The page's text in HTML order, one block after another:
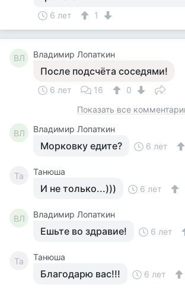
6 лет 1
ВЛ Владимир Лопаткин
После подсчёта соседями!
6 лет 16
0
Показать все
ВЛ Владимир Лопаткин
Морковку едите? 6 лет
Та Танюша
И не только...))) 6 лет
ВЛ Владимир Лопаткин
Ешьте во здравие! 6 лет
Та Танюша
Благодарю вас!!! 6 лет